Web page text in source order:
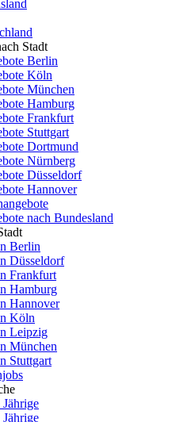
Stadt
Berlin
Köln
München
Hamburg
Frankfurt
Stuttgart
Dortmund
Nürnberg
Düsseldorf
Hannover
nach Bundesland
Berlin
Düsseldorf
Frankfurt
Hamburg
Hannover
Köln
Leipzig
München
Stuttgart